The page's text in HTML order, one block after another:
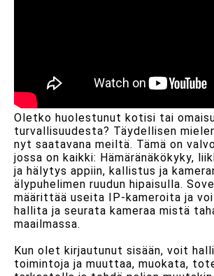
Oletko huolestunut kotisi tai
turvallisuudesta? Täydellisen
nyt saatavana meiltä. Tämä on
jossa on kaikki: Hämäränäkökyky,
ja hälytys appiin, kallistus ja
älypuhelimen ruudun hipaisulla.
määrittää useita IP-kameroita ja
hallita ja seurata kameraa mistä
maailmassa.
Kun olet kirjautunut sisään, voit
toimintoja ja muuttaa, muokata,